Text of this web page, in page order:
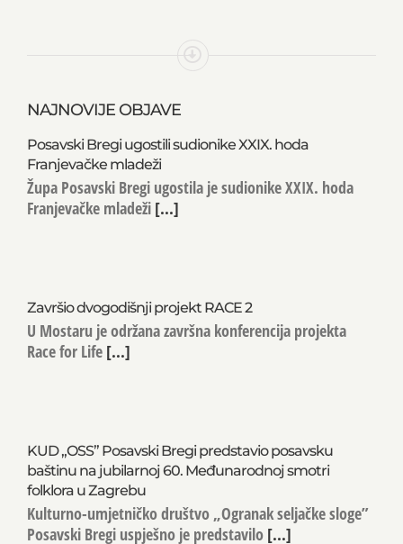
NAJNOVIJE OBJAVE
Posavski Bregi ugostili sudionike XXIX. hoda
Franjevačke mladeži
Župa Posavski Bregi ugostila je sudionike XXIX. hoda
Franjevačke mladeži [...]
Završio dvogodišnji projekt RACE 2
U Mostaru je održana završna konferencija projekta
Race for Life [...]
KUD „OSS” Posavski Bregi predstavio posavsku
baštinu na jubilarnoj 60. Međunarodnoj smotri
folklora u Zagrebu
Kulturno-umjetničko društvo „Ogranak seljačke sloge”
Posavski Bregi uspješno je predstavilo [...]